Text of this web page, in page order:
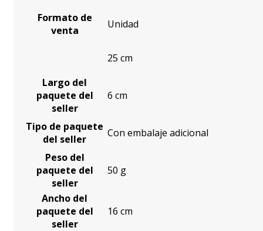
Formato de
venta
Unidad
25 cm
Largo del
paquete del
seller
6 cm
Tipo de paquete
del seller
Con embalaje adicional
Peso del
paquete del
seller
50 g
Ancho del
paquete del
seller
16 cm